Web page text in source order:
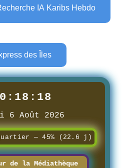
IA Karibs Hebdo
des Îles
6 Août 2026
— 45% (22.6 j)
de la Médiathèque